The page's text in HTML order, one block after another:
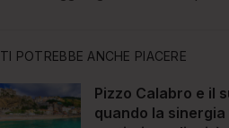
TI POTREBBE ANCHE PIACERE
Pizzo Calabro e il
quando la